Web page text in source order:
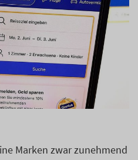
Marken zwar zunehmend